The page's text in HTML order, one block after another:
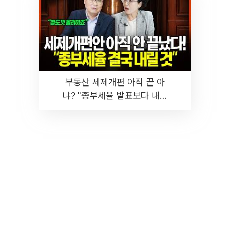
부동산 세제개편 아직 끝 아
냐? "종부세율 발표보다 내릴